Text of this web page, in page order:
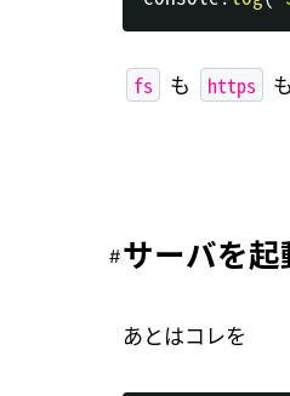
fs も https
サーバを起
あとはコレを